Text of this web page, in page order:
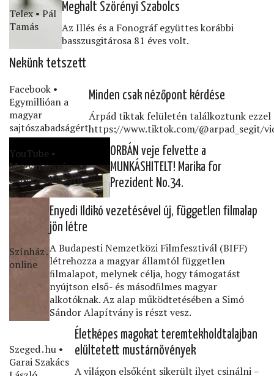
Telex • Pál
Tamás
Meghalt Szörényi Szabolcs
Az Illés és a Fonográf együttes korábbi
basszusgitárosa 81 éves volt.
Nekünk tetszett
Facebook •
Egymillióan a
magyar
sajtószabadságért
Minden csak nézőpont kérdése
Árpád tiktak felületén találkoztunk ezzel
https://www.tiktok.com/@arpad_segit/
YouTube •
Magyarország
Kedvenc Műsora
ORBÁN veje felvette a
MUNKÁSHITELT! Marika for
Prezident No.34.
Színház․
online
Enyedi Ildikó vezetésével új, független ﬁlmalap
jön létre
A Budapesti Nemzetközi Filmfesztivál (BIFF)
létrehozza a magyar államtól független
ﬁlmalapot, melynek célja, hogy támogatást
nyújtson első- és másodﬁlmes magyar
alkotóknak. Az alap működtetésében a Simó
Sándor Alapítvány is részt vesz.
Szeged․hu •
Garai Szakács
Életképes magokat teremtekholdtalajban
elültetett mustárnövények
A világon elsőként sikerült ilyet csinálni –